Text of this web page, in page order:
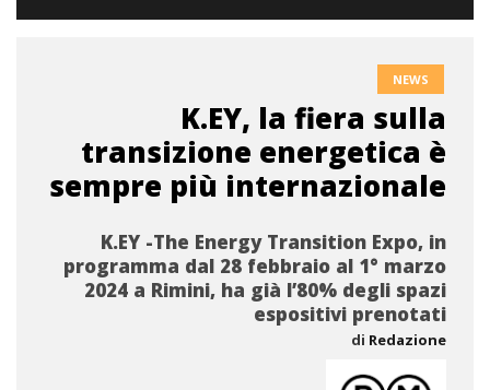
NEWS
K.EY, la fiera sulla
transizione energetica è
sempre più internazionale
K.EY -The Energy Transition Expo, in
programma dal 28 febbraio al 1° marzo
2024 a Rimini, ha già l’80% degli spazi
espositivi prenotati
di Redazione